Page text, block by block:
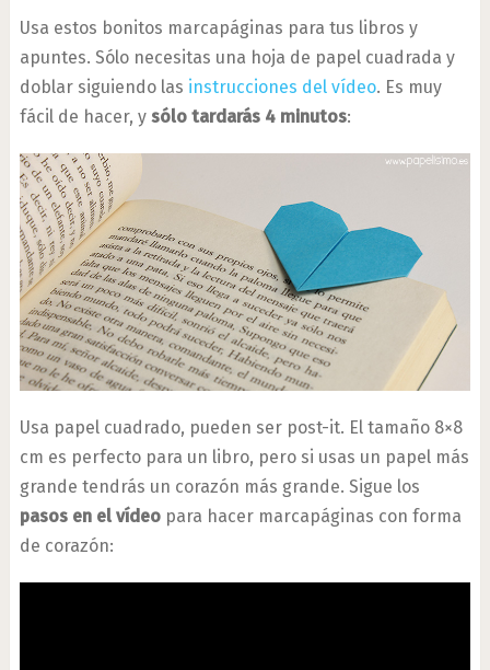
Usa estos bonitos marcapáginas para tus libros y
apuntes. Sólo necesitas una hoja de papel cuadrada y
doblar siguiendo las instrucciones del vídeo. Es muy
fácil de hacer, y sólo tardarás 4 minutos:
Usa papel cuadrado, pueden ser post-it. El tamaño 8×8
cm es perfecto para un libro, pero si usas un papel más
grande tendrás un corazón más grande. Sigue los
pasos en el vídeopara hacer marcapáginas con forma
de corazón: